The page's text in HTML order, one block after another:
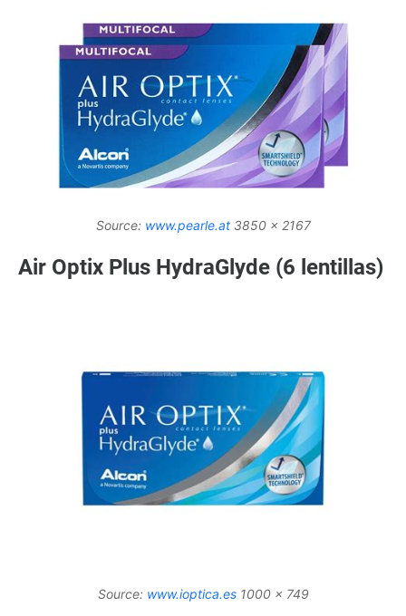
Source: www.pearle.at3850 x 2167
Air Optix Plus HydraGlyde (6 lentillas)
Source: www.ioptica.es1000 x 749